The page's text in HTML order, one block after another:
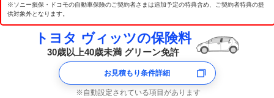
※ソニー損保・ドコモの自動車保険のご契約者さまは追加予定の特典含め、ご契約者特典の提
供対象外となります。
トヨタ ヴィッツの保険料
30歳以上40歳未満 グリーン免許
お見積もり条件詳細
自動設定されている項目があります